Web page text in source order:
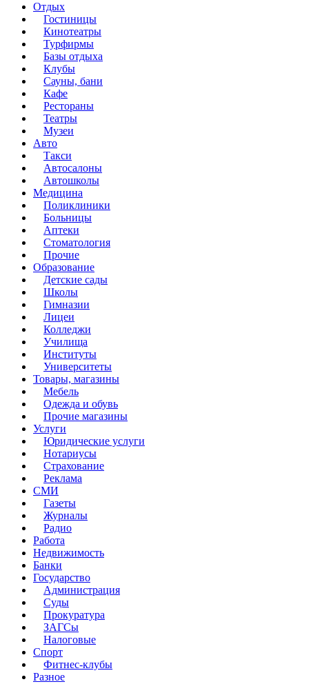
Отдых
Гостиницы
Кинотеатры
Турфирмы
Базы отдыха
Клубы
Сауны, бани
Кафе
Рестораны
Театры
Музеи
Авто
Такси
Автосалоны
Автошколы
Медицина
Поликлиники
Больницы
Аптеки
Стоматология
Прочие
Образование
Детские сады
Школы
Гимназии
Лицеи
Колледжи
Училища
Институты
Университеты
Товары, магазины
Мебель
Одежда и обувь
Прочие магазины
Услуги
Юридические услуги
Нотариусы
Страхование
Реклама
СМИ
Газеты
Журналы
Радио
Работа
Недвижимость
Банки
Государство
Администрация
Суды
Прокуратура
ЗАГСы
Налоговые
Спорт
Фитнес-клубы
Разное